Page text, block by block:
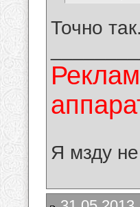
Точно так.
Я мзду